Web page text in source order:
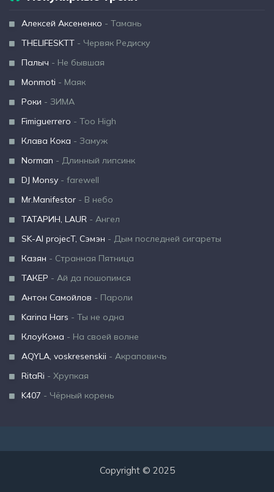
Алексей Аксененко - Тамань
THELIFESKTT - Червяк Редиску
Палыч - Не бывшая
Monmoti - Маяк
Роки - ЗИМА
Fimiguerrero - Too High
Клава Кока - Замуж
Norman - Длинный липсинк
DJ Monsy - farewell
Mr.Manifestor - В небо
ТАТАРИН, LAUR - Ангел
SK-AI projecT, Сэмэн - Дым последней сигареты
Казян - Странная Пятница
ТАКЕР - Ай да пошопимся
Антон Самойлов - Пароли
Karina Hars - Ты не одна
КлоуКома - На своей волне
AQYLA, voskresenskii - Акраповичъ
RitaRi - Хрупкая
K407 - Чёрный корень
Copyright © 2025